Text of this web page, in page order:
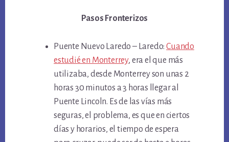
Pasos Fronterizos
Puente Nuevo Laredo – Laredo:Cuando
estudié en Monterrey, era el que más
utilizaba, desde Monterrey son unas 2
horas 30 minutos a 3 horas llegar al
Puente Lincoln. Es de las vías más
seguras, el problema, es que en ciertos
días y horarios, el tiempo de espera